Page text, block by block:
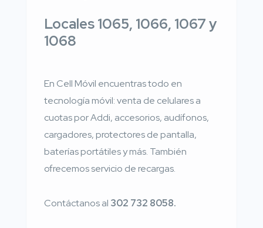
Locales 1065, 1066, 1067 y
1068
En Cell Móvil encuentras todo en
tecnología móvil: venta de celulares a
cuotas por Addi, accesorios, audífonos,
cargadores, protectores de pantalla,
baterías portátiles y más. También
ofrecemos servicio de recargas.
Contáctanos al 302 732 8058.